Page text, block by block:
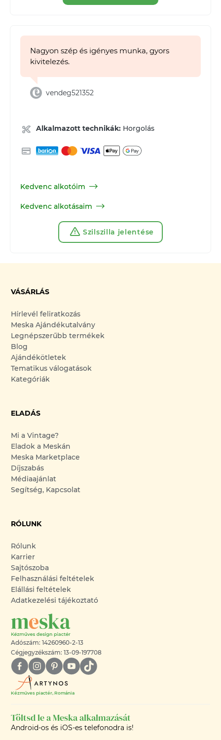
Nagyon szép és igényes munka, gyors
kivitelezés.
vendeg521352
Alkalmazott technikák: Horgolás
Kedvenc alkotóim
Kedvenc alkotásaim
Szilszilla jelentése
VÁSÁRLÁS
Hírlevél feliratkozás
Meska Ajándékutalvány
Legnépszerűbb termékek
Blog
Ajándékötletek
Tematikus válogatások
Kategóriák
ELADÁS
Mi a Vintage?
Eladok a Meskán
Meska Marketplace
Díjszabás
Médiaajánlat
Segítség, Kapcsolat
RÓLUNK
Rólunk
Karrier
Sajtószoba
Felhasználási feltételek
Elállási feltételek
Adatkezelési tájékoztató
Adószám: 14260960-2-13
Cégjegyzékszám: 13-09-197708
Kézműves piactér, Románia
Töltsd le a Meska alkalmazását
Android-os és iOS-es telefonodra is!